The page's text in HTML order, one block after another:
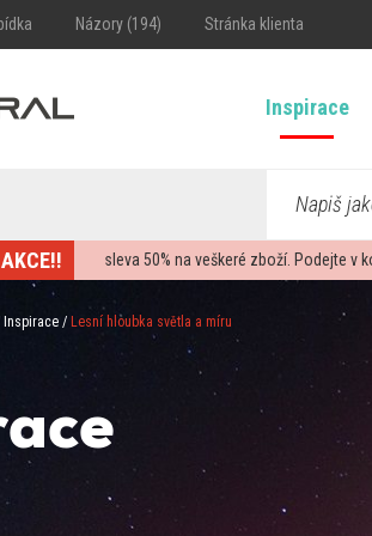
Názory (194) Stránka klienta
Inspirace
Napiš
sleva50% na veškeré zboží. Podejte v
Inspirace / Lesní hloubka světla a míru